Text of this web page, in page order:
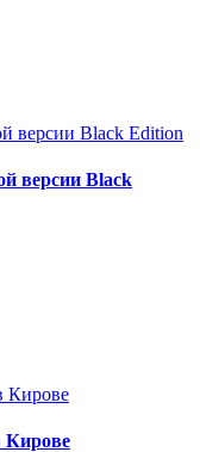
версии Black
Кирове